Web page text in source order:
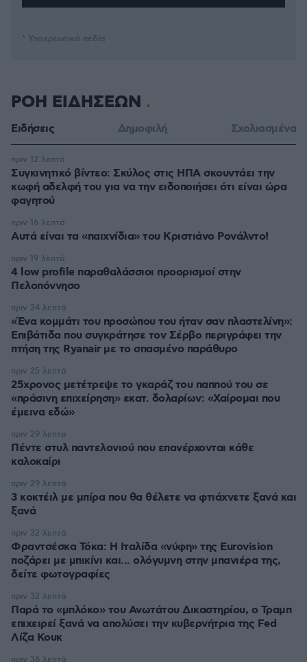
* Υποχρεωτικά πεδία
ΡΟΗ ΕΙΔΗΣΕΩΝ
Ειδήσεις Δημοφιλή Σχολιασμένα
Συγκινητικό βίντεο: Σκύλος στις ΗΠΑ σκουντάει την
κωφή αδελφή του για να την ειδοποιήσει ότι είναι ώρα
φαγητού
πριν 12 λεπτά
Αυτά είναι τα «παιχνίδια» του Κριστιάνο Ρονάλντο!
πριν 16 λεπτά
4 low profile παραθαλάσσιοι προορισμοί στην
Πελοπόννησο
πριν 19 λεπτά
«Ένα κομμάτι του προσώπου του ήταν σαν πλαστελίνη»:
Επιβάτιδα που συγκράτησε τον Σέρβο περιγράφει την
πτήση της Ryanair με το σπασμένο παράθυρο
πριν 24 λεπτά
25χρονος μετέτρεψε το γκαράζ του παππού του σε
«πράσινη επιχείρηση» εκατ. δολαρίων: «Χαίρομαι που
έμεινα εδώ»
πριν 25 λεπτά
Πέντε στυλ παντελονιού που επανέρχονται κάθε
καλοκαίρι
πριν 29 λεπτά
3 κοκτέιλ με μπίρα που θα θέλετε να φτιάχνετε ξανά και
ξανά
πριν 29 λεπτά
Φραντσέσκα Τόκα: Η Ιταλίδα «νύφη» της Eurovision
ποζάρει με μπικίνι και... ολόγυμνη στην μπανιέρα της,
δείτε φωτογραφίες
πριν 32 λεπτά
Παρά το «μπλόκο» του Ανωτάτου Δικαστηρίου, ο Τραμπ
επιχειρεί ξανά να απολύσει την κυβερνήτρια της Fed
Λίζα Κουκ
πριν 32 λεπτά
πριν 36 λεπτά